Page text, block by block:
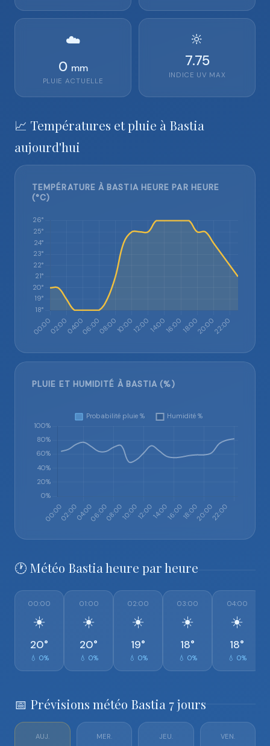
☁️
0 mm
PLUIE ACTUELLE
🔆
7.75
INDICE UV MAX
📈 Températures et pluie à Bastia
aujourd'hui
TEMPÉRATURE À BASTIA HEURE PAR HEURE
(°C)
PLUIE ET HUMIDITÉ À BASTIA (%)
🕐 Météo Bastia heure par heure
00:00
☀️
20°
💧 0%
01:00
☀️
20°
💧 0%
02:00
☀️
19°
💧 0%
03:00
☀️
18°
💧 0%
04:00
☀️
18°
💧 0%
📅 Prévisions météo Bastia 7 jours
AUJ. MER. JEU. VEN.